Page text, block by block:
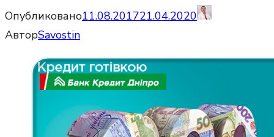
Опубликовано11.08.201721.04.2020
АвторSavostin